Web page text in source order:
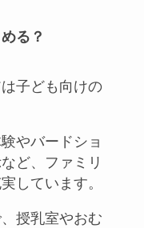
る？
子ども向けの
やバードショ
ど、ファミリ
しています。
授乳室やおむ